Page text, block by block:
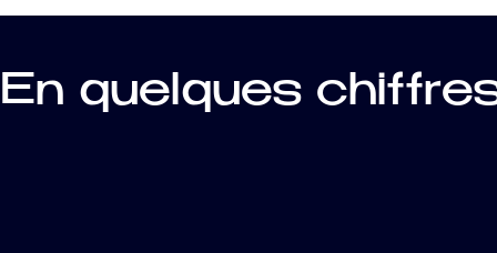
En quelques